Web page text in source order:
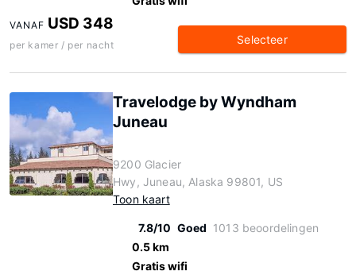
VANAF USD 348
per kamer / per nacht Selecteer
Travelodge by Wyndham
Juneau
9200 Glacier
Hwy, Juneau, Alaska 99801, US
Toon kaart
7.8/10 Goed 1013 beoordelingen
0.5 km
Gratis wifi